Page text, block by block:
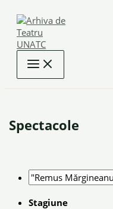
content
Spectacole
Stagiune